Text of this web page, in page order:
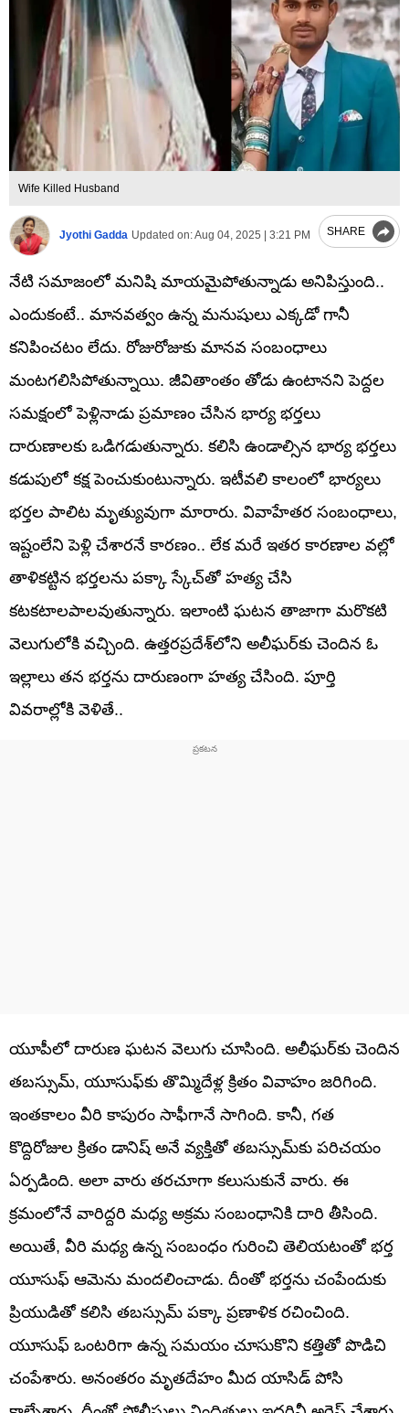
Wife Killed Husband
Jyothi Gadda Updated on:Aug 04, 2025 | 3:21 PM SHARE
నేటి సమాజంలో మనిషి మాయమైపోతున్నాడు అనిపిస్తుంది..
ఎందుకంటే.. మానవత్వం ఉన్న మనుషులు ఎక్కడో గానీ
కనిపించటం లేదు. రోజురోజుకు మానవ సంబంధాలు
మంటగలిసిపోతున్నాయి. జీవితాంతం తోడు ఉంటానని పెద్దల
సమక్షంలో పెళ్లినాడు ప్రమాణం చేసిన భార్య భర్తలు
దారుణాలకు ఒడిగడుతున్నారు. కలిసి ఉండాల్సిన భార్య భర్తలు
కడుపులో కక్ష పెంచుకుంటున్నారు. ఇటీవలి కాలంలో భార్యలు
భర్తల పాలిట మృత్యువుగా మారారు. వివాహేతర సంబంధాలు,
ఇష్టంలేని పెళ్లి చేశారనే కారణం.. లేక మరే ఇతర కారణాల వల్లో
తాళికట్టిన భర్తలను పక్కా స్కేచ్‌తో హత్య చేసి
కటకటాలపాలవుతున్నారు. ఇలాంటి ఘటన తాజాగా మరొకటి
వెలుగులోకి వచ్చింది. ఉత్తరప్రదేశ్‌లోని అలీఘర్‌కు చెందిన ఓ
ఇల్లాలు తన భర్తను దారుణంగా హత్య చేసింది. పూర్తి
వివరాల్లోకి వెళితే..
యూపీలో దారుణ ఘ‌ట‌న వెలుగు చూసింది. అలీఘ‌ర్‌కు చెందిన
త‌బ‌స్సుమ్‌, యూసుఫ్‌కు తొమ్మిదేళ్ల క్రితం వివాహం జ‌రిగింది.
ఇంతకాలం వీరి కాపురం సాఫీగానే సాగింది. కానీ, గత
కొద్దిరోజుల క్రితం డానిష్ అనే వ్య‌క్తితో త‌బ‌స్సుమ్‌కు పరిచయం
ఏర్పడింది. అలా వారు తరచూగా కలుసుకునే వారు. ఈ
క్రమంలోనే వారిద్దరి మధ్య అక్ర‌మ సంబంధానికి దారి తీసింది.
అయితే, వీరి మధ్య ఉన్న సంబంధం గురించి తెలియటంతో భ‌ర్త
యూసుఫ్‌ ఆమెను మంద‌లించాడు. దీంతో భ‌ర్తను చంపేందుకు
ప్రియుడితో క‌లిసి త‌బ‌స్సుమ్ పక్కా ప్ర‌ణాళిక ర‌చించింది.
యూసుఫ్ ఒంట‌రిగా ఉన్న స‌మ‌యం చూసుకొని క‌త్తితో పొడిచి
చంపేశారు. అనంత‌రం మృత‌దేహం మీద యాసిడ్ పోసి